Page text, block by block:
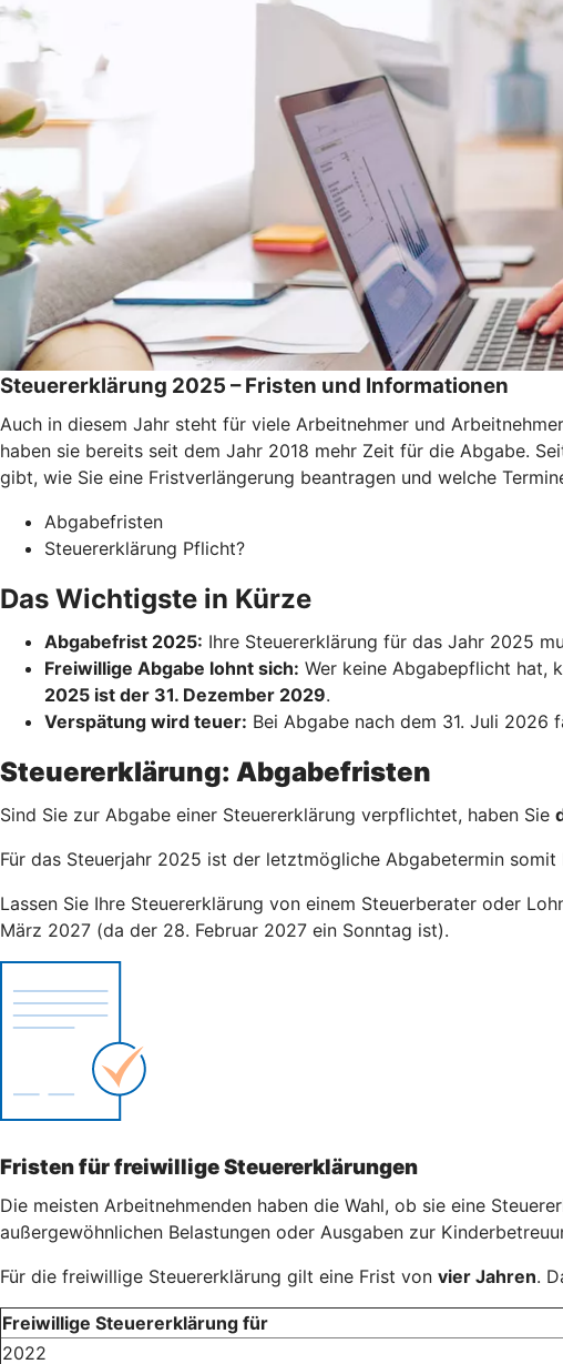
Steuererklärung 2025 – Fristen und Informationen
Auch in diesem Jahr steht für viele Arbeitnehmer und
haben sie bereits seit dem Jahr 2018 mehr Zeit für die Abgabe.
gibt, wie Sie eine Fristverlängerung beantragen und welche
Abgabefristen
Steuererklärung Pflicht?
Das Wichtigste in Kürze
Abgabefrist 2025: Ihre Steuererklärung für das Jahr 2025
Freiwillige Abgabe lohnt sich: Wer keine Abgabepflicht hat,
2025 ist der 31. Dezember 2029.
Verspätung wird teuer: Bei Abgabe nach dem 31. Juli 2026
Steuererklärung: Abgabefristen
Sind Sie zur Abgabe einer Steuererklärung verpflichtet, haben Sie
Für das Steuerjahr 2025 ist der letztmögliche Abgabetermin somit
Lassen Sie Ihre Steuererklärung von einem Steuerberater oder
März 2027 (da der 28. Februar 2027 ein Sonntag ist).
Fristen für freiwillige Steuererklärungen
Die meisten Arbeitnehmenden haben die Wahl, ob sie eine
außergewöhnlichen Belastungen oder Ausgaben zur
Für die freiwillige Steuererklärung gilt eine Frist von vier Jahren.
Freiwillige Steuererklärung für
2022